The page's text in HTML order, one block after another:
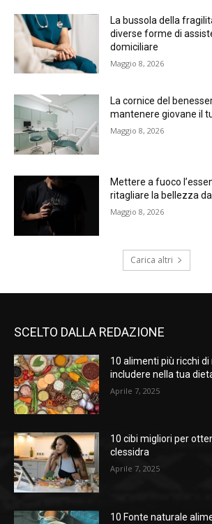
La bussola della
diverse forme di
domiciliare
Maggio 8, 2026
La cornice del
mantenere giovane il
Maggio 8, 2026
Mettere a fuoco
ritagliare la bellezza
Maggio 8, 2026
Carica altri
SCELTO DALLA REDAZIONE
10 alimenti più ricchi
includere nella tua
Aprile 7, 2025
10 cibi migliori per
clessidra
Aprile 7, 2025
10 Fonte naturale